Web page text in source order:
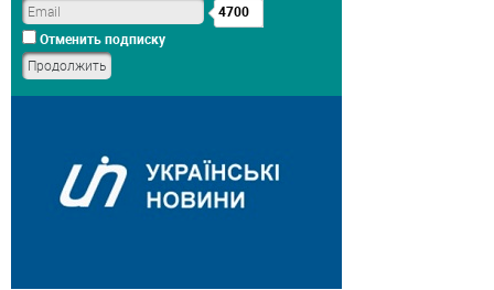
4700
Отменить подписку